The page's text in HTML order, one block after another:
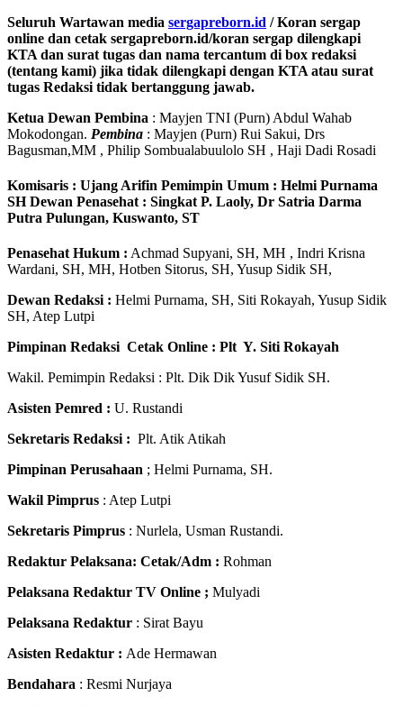
Seluruh Wartawan media sergapreborn.id / Koran sergap
online dan cetak sergapreborn.id/koran sergap dilengkapi
KTA dan surat tugas dan nama tercantum di box redaksi
(tentang kami) jika tidak dilengkapi dengan KTA atau surat
tugas Redaksi tidak bertanggung jawab.
Ketua Dewan Pembina : Mayjen TNI (Purn) Abdul Wahab
Mokodongan. Pembina : Mayjen (Purn) Rui Sakui, Drs
Bagusman,MM , Philip Sombualabuulolo SH , Haji Dadi Rosadi
Komisaris : Ujang Arifin Pemimpin Umum : Helmi Purnama
SH Dewan Penasehat : Singkat P. Laoly, Dr Satria Darma
Putra Pulungan, Kuswanto, ST
Penasehat Hukum : Achmad Supyani, SH, MH , Indri Krisna
Wardani, SH, MH, Hotben Sitorus, SH, Yusup Sidik SH,
Dewan Redaksi : Helmi Purnama, SH, Siti Rokayah, Yusup Sidik
SH, Atep Lutpi
Pimpinan Redaksi Cetak Online : Plt Y. Siti Rokayah
Wakil. Pemimpin Redaksi : Plt. Dik Dik Yusuf Sidik SH.
Asisten Pemred : U. Rustandi
Sekretaris Redaksi : Plt. Atik Atikah
Pimpinan Perusahaan ; Helmi Purnama, SH.
Wakil Pimprus : Atep Lutpi
Sekretaris Pimprus : Nurlela, Usman Rustandi.
Redaktur Pelaksana: Cetak/Adm : Rohman
Pelaksana Redaktur TV Online ; Mulyadi
Pelaksana Redaktur : Sirat Bayu
Asisten Redaktur : Ade Hermawan
Bendahara : Resmi Nurjaya